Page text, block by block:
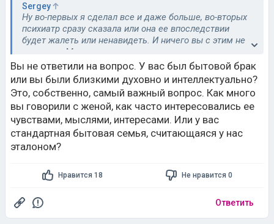
Sergey
Ну во-первых я сделал все и даже больше, во-вторых
психиатр сразу сказала или она ее впоследствии
будет жалеть или ненавидеть. И ничего вы с этим не
сделаете. Мать полуовощ, она априори тянется к отцу
и в-третих она ее родила видимо по принуждению
окружающих, что бы забыть смерть сына, не
прокатило. Я к этому выводу пришел гораздо позже
Вы не ответили на вопрос. У вас был бытовой брак
или вы были близкими духовно и интеллектуально?
Это, собственно, самый важный вопрос. Как много
вы говорили с женой, как часто интересовались ее
чувствами, мыслями, интересами. Или у вас
стандартная бытовая семья, считающаяся у нас
эталоном?
Нравится 18 Не нравится 0
Ответить